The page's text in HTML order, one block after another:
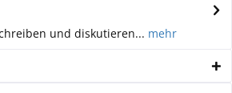
und diskutieren... mehr